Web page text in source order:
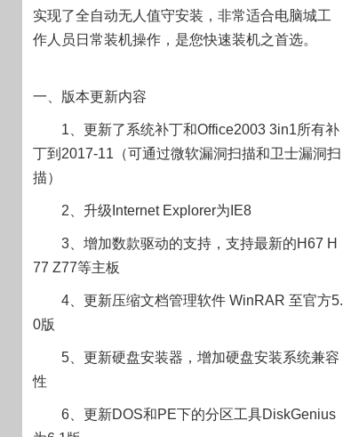
实现了全自动无人值守安装，非常适合电脑城工
作人员日常装机操作，是您快速装机之首选。
一、版本更新内容
1、更新了系统补丁和Office2003 3in1所有补
丁到2017-11（可通过微软漏洞扫描和卫士漏洞扫
描）
2、升级Internet Explorer为IE8
3、增加数款驱动的支持，支持最新的H67 H
77 Z77等主板
4、更新压缩文档管理软件 WinRAR 至官方5.
0版
5、更新硬盘安装器，增加硬盘安装系统兼容
性
6、更新DOS和PE下的分区工具DiskGenius